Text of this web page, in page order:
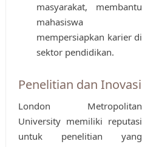
masyarakat, membantu
mahasiswa
mempersiapkan karier di
sektor pendidikan.
Penelitian dan Inovasi
London Metropolitan
University memiliki reputasi
untuk penelitian yang